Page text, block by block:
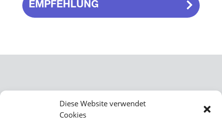
Diese Website verwendet
Cookies
EMPFEHLUNG
BUSS ChemTech AG